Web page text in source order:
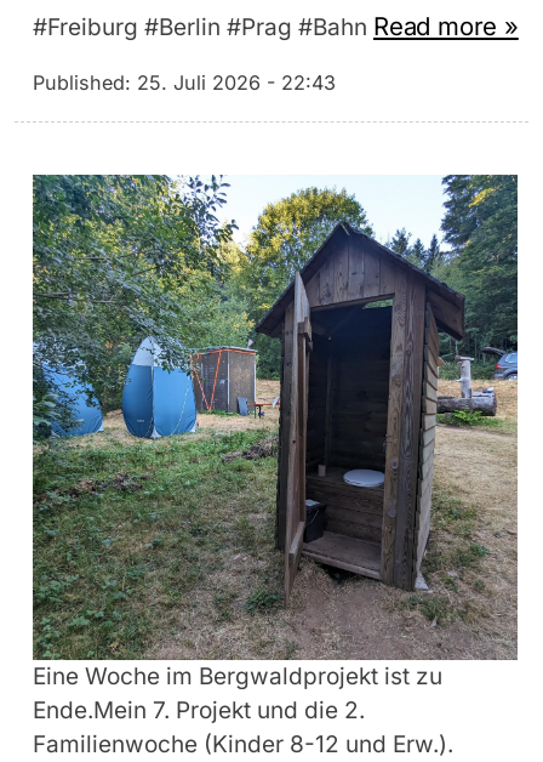
#Freiburg #Berlin #Prag #Bahn Read more »
Published: 25. Juli 2026 - 22:43
Eine Woche im Bergwaldprojekt ist zu
Ende.Mein 7. Projekt und die 2.
Familienwoche (Kinder 8-12 und Erw.).